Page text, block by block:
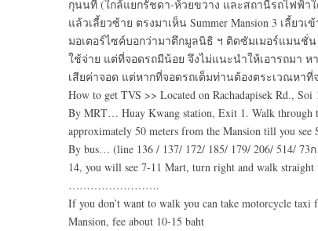
กุนนที (ใกล้แยกรัชดา-ห้วยขวาง และสถานีรถไฟฟ้า
แล้วเลี้ยวซ้าย ตรงมาเห็น Summer Mansion 3 เลี้ย
มอเตอร์ไซค์บอกว่ามาตึกมูลนิธิ ฯ ติดซัมเมอร์แมน
ใช้จ่าย แต่ที่จอดรถมีน้อย จึงไม่แนะนำให้เอารถมา ห
เสียค่าจอด แต่หากที่จอดรถเต็มท่านต้องตระเวณหาที่
How to get TVS >> Located on Rachadapisek Rd., Soi
By MRT… Huay Kwang station, Exit 1. Walk through
approximately 50 meters from the Mansion till you
By bus… (line 136 / 137/ 172/ 185/ 179/ 206/ 514/ 73ก
14, you will see 7-11 Mart, turn right and walk
…………………….
If you don’t want to walk you can take motorcycle
Mansion, fee about 10-15 baht